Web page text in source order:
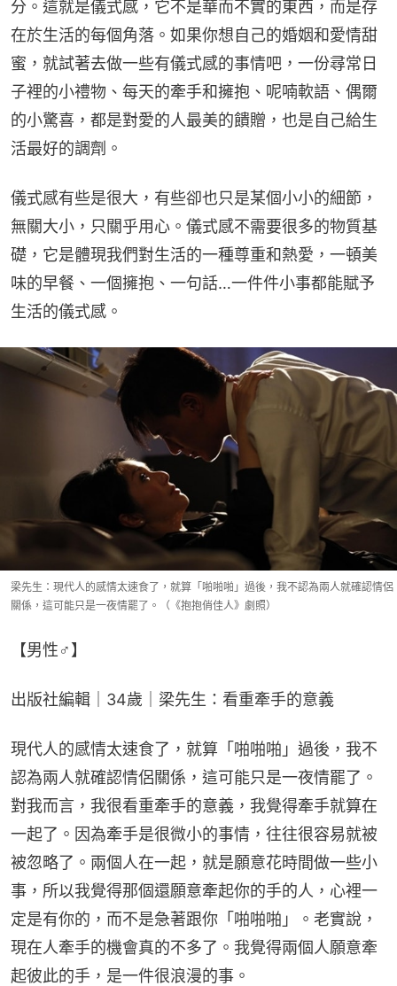
分。這就是儀式感，它不是華而不實的東西，而是存
在於生活的每個角落。如果你想自己的婚姻和愛情甜
蜜，就試著去做一些有儀式感的事情吧，一份尋常日
子裡的小禮物、每天的牽手和擁抱、呢喃軟語、偶爾
的小驚喜，都是對愛的人最美的饋贈，也是自己給生
活最好的調劑。
儀式感有些是很大，有些卻也只是某個小小的細節，
無關大小，只關乎用心。儀式感不需要很多的物質基
礎，它是體現我們對生活的一種尊重和熱愛，一頓美
味的早餐、一個擁抱、一句話…一件件小事都能賦予
生活的儀式感。
梁先生：現代人的感情太速食了，就算「啪啪啪」過後，我不認為兩人就確認情侶
關係，這可能只是一夜情罷了。（《抱抱俏佳人》劇照）
【男性♂】
出版社編輯｜34歲｜梁先生：看重牽手的意義
現代人的感情太速食了，就算「啪啪啪」過後，我不
認為兩人就確認情侶關係，這可能只是一夜情罷了。
對我而言，我很看重牽手的意義，我覺得牽手就算在
一起了。因為牽手是很微小的事情，往往很容易就被
被忽略了。兩個人在一起，就是願意花時間做一些小
事，所以我覺得那個還願意牽起你的手的人，心裡一
定是有你的，而不是急著跟你「啪啪啪」。老實說，
現在人牽手的機會真的不多了。我覺得兩個人願意牽
起彼此的手，是一件很浪漫的事。